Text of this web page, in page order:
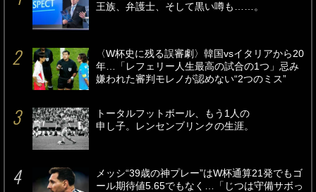
王族、弁護士、そして黒い噂も……。
〈W杯史に残る誤審劇〉韓国vsイタリアから20
年…「レフェリー人生最高の試合の1つ」忌み
嫌われた審判モレノが認めない“2つのミス”
トータルフットボール、もう1人の
申し子。レンセンブリンクの生涯。
メッシ“39歳の神プレー”はW杯通算21発でもゴ
ール期待値5.65でもなく…「じつは守備サボっ